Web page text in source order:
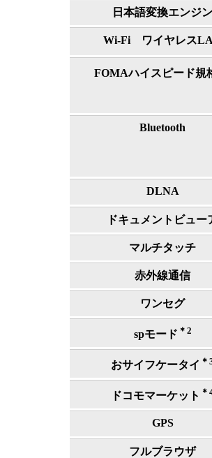
日本語変換エンジン
Wi-Fi ワイヤレス
FOMAハイスピード規
Bluetooth
DLNA
ドキュメントビュー
マルチタッチ
赤外線通信
ワンセグ
spモード ＊2
おサイフケータイ ＊
ドコモマーケット ＊
GPS
フルブラウザ